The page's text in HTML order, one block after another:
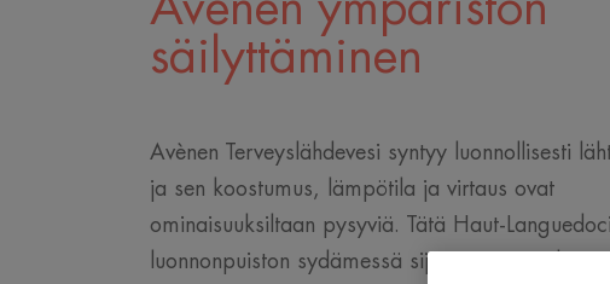
säilyttäminen
Avènen Terveyslähdevesi syntyy luonnollisesti
ja sen koostumus, lämpötila ja virtaus ovat
ominaisuuksiltaan pysyviä. Tätä Haut-
luonnonpuiston sydämessä sijaitsevaa arvokasta